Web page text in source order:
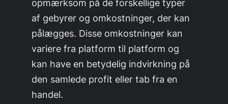
opmærksom på de forskellige typer
af gebyrer og omkostninger, der kan
pålægges. Disse omkostninger kan
variere fra platform til platform og
kan have en betydelig indvirkning på
den samlede profit eller tab fra en
handel.